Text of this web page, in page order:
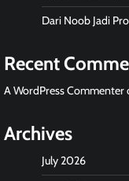
Dari Noob Jadi
Recent
A WordPress Commenter
Archives
July 2026